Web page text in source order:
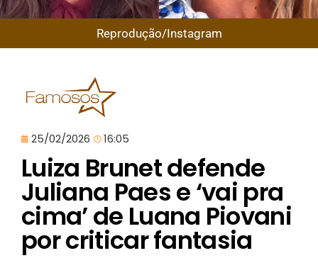
Reprodução/Instagram
25/02/2026 16:05
Luiza Brunet defende
Juliana Paes e ‘vai pra
cima’ de Luana Piovani
por criticar fantasia